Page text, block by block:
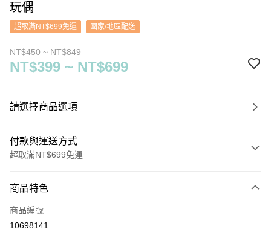
玩偶
超取滿NT$699免運 國家/地區配送
NT$450 ~ NT$849
NT$399 ~ NT$699
請選擇商品選項
付款與運送方式
超取滿NT$699免運
信用卡一次付款
超商取貨付款
商品特色
商品編號
10698141